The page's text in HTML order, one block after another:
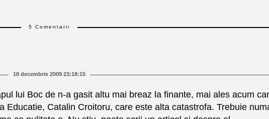
5 Comentarii
18 decembrie 2009 23:18:15
lui Boc de n-a gasit altu mai breaz la finante, mai ales acum
Catalin Croitoru, care este alta catastrofa. Trebuie